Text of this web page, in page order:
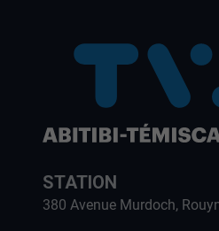
STATION
380 Avenue Murdoch,